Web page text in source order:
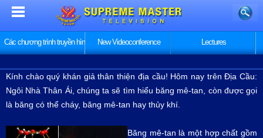
Các chương trình truyền hình New Videoconference Lectures
Kính chào quý khán giả thân thiện địa cầu! Hôm nay trên Địa Cầu:
Ngôi Nhà Thân Ái, chúng ta sẽ tìm hiểu băng mê-tan, còn được gọi
là băng có thể cháy, băng mê-tan hay thủy khí.
Băng mê-tan là một hợp chất gồm